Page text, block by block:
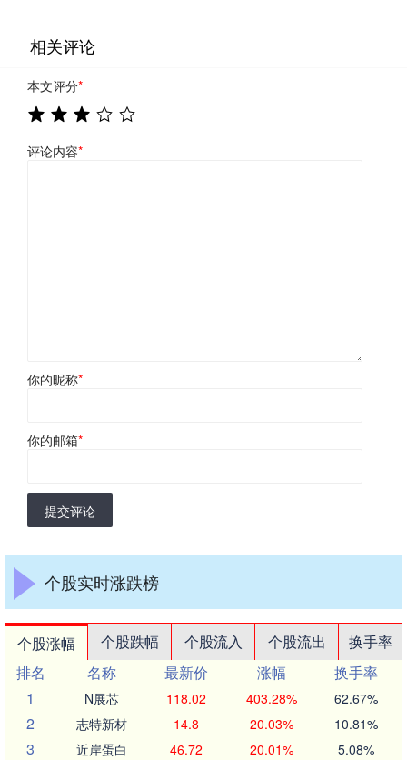
相关评论
本文评分*
评论内容*
你的昵称*
你的邮箱*
提交评论
个股实时涨跌榜
个股涨幅 个股跌幅 个股流入 个股流出
换手率
排名
名称 最新价 涨幅
换手率
1
N展芯 118.02 403.28% 62.67%
2 志特新材 14.8 20.03% 10.81%
3 近岸蛋白 46.72 20.01% 5.08%